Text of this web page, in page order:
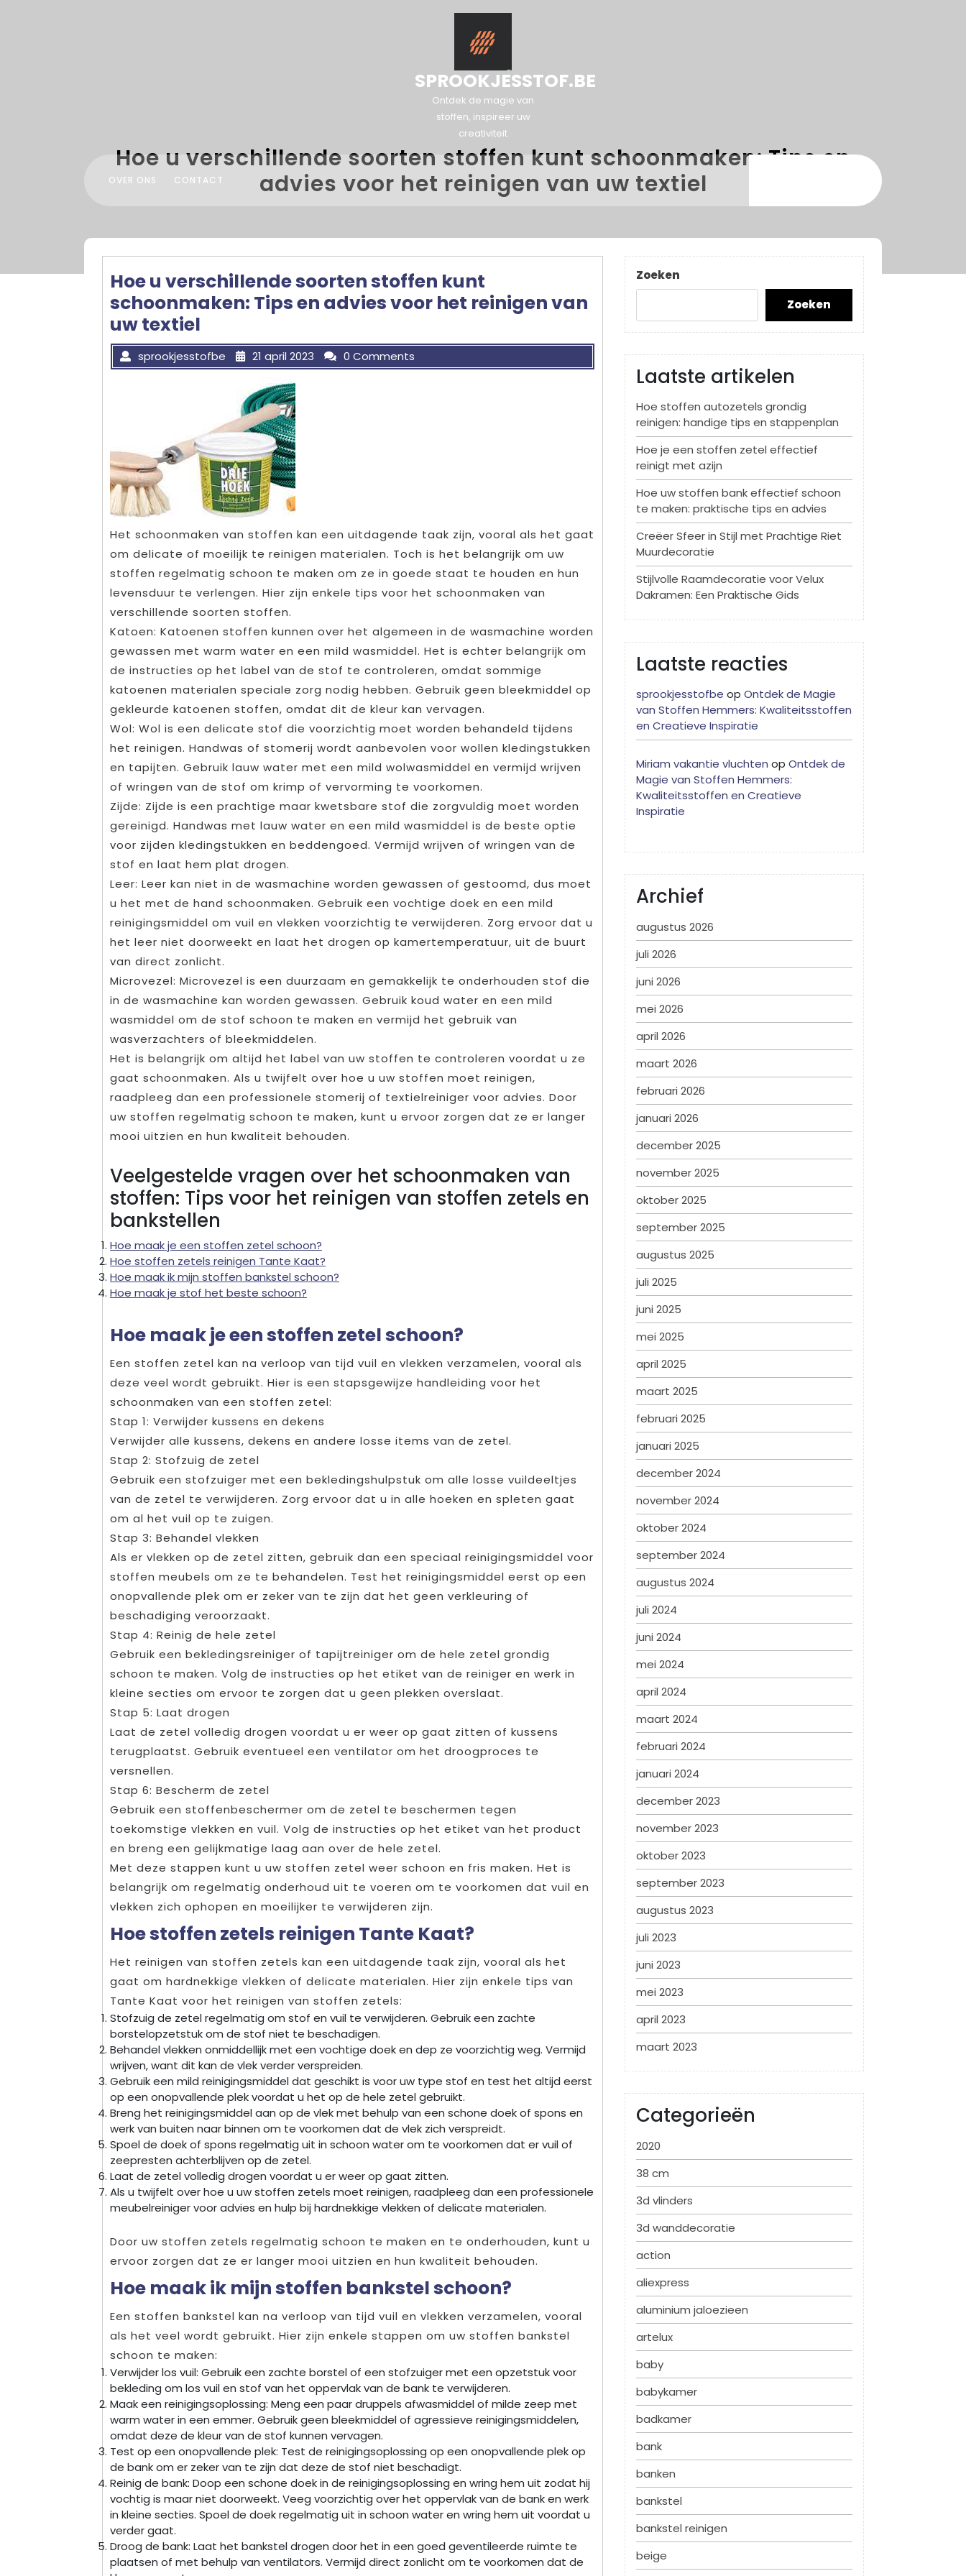
SPROOKJESSTOF.BE
Ontdek de magie van
stoffen, inspireer uw
creativiteit
OVER ONS CONTACT
Hoe u verschillende soorten stoffen kunt schoonmaken: Tips en
advies voor het reinigen van uw textiel
Hoe u verschillende soorten stoffen kunt
schoonmaken: Tips en advies voor het reinigen van
uw textiel
sprookjesstofbe 21 april 2023 0 Comments
Het schoonmaken van stoffen kan een uitdagende taak zijn, vooral als het gaat
om delicate of moeilijk te reinigen materialen. Toch is het belangrijk om uw
stoffen regelmatig schoon te maken om ze in goede staat te houden en hun
levensduur te verlengen. Hier zijn enkele tips voor het schoonmaken van
verschillende soorten stoffen.
Katoen: Katoenen stoffen kunnen over het algemeen in de wasmachine worden
gewassen met warm water en een mild wasmiddel. Het is echter belangrijk om
de instructies op het label van de stof te controleren, omdat sommige
katoenen materialen speciale zorg nodig hebben. Gebruik geen bleekmiddel op
gekleurde katoenen stoffen, omdat dit de kleur kan vervagen.
Wol: Wol is een delicate stof die voorzichtig moet worden behandeld tijdens
het reinigen. Handwas of stomerij wordt aanbevolen voor wollen kledingstukken
en tapijten. Gebruik lauw water met een mild wolwasmiddel en vermijd wrijven
of wringen van de stof om krimp of vervorming te voorkomen.
Zijde: Zijde is een prachtige maar kwetsbare stof die zorgvuldig moet worden
gereinigd. Handwas met lauw water en een mild wasmiddel is de beste optie
voor zijden kledingstukken en beddengoed. Vermijd wrijven of wringen van de
stof en laat hem plat drogen.
Leer: Leer kan niet in de wasmachine worden gewassen of gestoomd, dus moet
u het met de hand schoonmaken. Gebruik een vochtige doek en een mild
reinigingsmiddel om vuil en vlekken voorzichtig te verwijderen. Zorg ervoor dat u
het leer niet doorweekt en laat het drogen op kamertemperatuur, uit de buurt
van direct zonlicht.
Microvezel: Microvezel is een duurzaam en gemakkelijk te onderhouden stof die
in de wasmachine kan worden gewassen. Gebruik koud water en een mild
wasmiddel om de stof schoon te maken en vermijd het gebruik van
wasverzachters of bleekmiddelen.
Het is belangrijk om altijd het label van uw stoffen te controleren voordat u ze
gaat schoonmaken. Als u twijfelt over hoe u uw stoffen moet reinigen,
raadpleeg dan een professionele stomerij of textielreiniger voor advies. Door
uw stoffen regelmatig schoon te maken, kunt u ervoor zorgen dat ze er langer
mooi uitzien en hun kwaliteit behouden.
Veelgestelde vragen over het schoonmaken van
stoffen: Tips voor het reinigen van stoffen zetels en
bankstellen
Hoe maak je een stoffen zetel schoon?
Hoe stoffen zetels reinigen Tante Kaat?
Hoe maak ik mijn stoffen bankstel schoon?
Hoe maak je stof het beste schoon?
Hoe maak je een stoffen zetel schoon?
Een stoffen zetel kan na verloop van tijd vuil en vlekken verzamelen, vooral als
deze veel wordt gebruikt. Hier is een stapsgewijze handleiding voor het
schoonmaken van een stoffen zetel:
Stap 1: Verwijder kussens en dekens
Verwijder alle kussens, dekens en andere losse items van de zetel.
Stap 2: Stofzuig de zetel
Gebruik een stofzuiger met een bekledingshulpstuk om alle losse vuildeeltjes
van de zetel te verwijderen. Zorg ervoor dat u in alle hoeken en spleten gaat
om al het vuil op te zuigen.
Stap 3: Behandel vlekken
Als er vlekken op de zetel zitten, gebruik dan een speciaal reinigingsmiddel voor
stoffen meubels om ze te behandelen. Test het reinigingsmiddel eerst op een
onopvallende plek om er zeker van te zijn dat het geen verkleuring of
beschadiging veroorzaakt.
Stap 4: Reinig de hele zetel
Gebruik een bekledingsreiniger of tapijtreiniger om de hele zetel grondig
schoon te maken. Volg de instructies op het etiket van de reiniger en werk in
kleine secties om ervoor te zorgen dat u geen plekken overslaat.
Stap 5: Laat drogen
Laat de zetel volledig drogen voordat u er weer op gaat zitten of kussens
terugplaatst. Gebruik eventueel een ventilator om het droogproces te
versnellen.
Stap 6: Bescherm de zetel
Gebruik een stoffenbeschermer om de zetel te beschermen tegen
toekomstige vlekken en vuil. Volg de instructies op het etiket van het product
en breng een gelijkmatige laag aan over de hele zetel.
Met deze stappen kunt u uw stoffen zetel weer schoon en fris maken. Het is
belangrijk om regelmatig onderhoud uit te voeren om te voorkomen dat vuil en
vlekken zich ophopen en moeilijker te verwijderen zijn.
Hoe stoffen zetels reinigen Tante Kaat?
Het reinigen van stoffen zetels kan een uitdagende taak zijn, vooral als het
gaat om hardnekkige vlekken of delicate materialen. Hier zijn enkele tips van
Tante Kaat voor het reinigen van stoffen zetels:
Stofzuig de zetel regelmatig om stof en vuil te verwijderen. Gebruik een zachte
borstelopzetstuk om de stof niet te beschadigen.
Behandel vlekken onmiddellijk met een vochtige doek en dep ze voorzichtig weg. Vermijd
wrijven, want dit kan de vlek verder verspreiden.
Gebruik een mild reinigingsmiddel dat geschikt is voor uw type stof en test het altijd eerst
op een onopvallende plek voordat u het op de hele zetel gebruikt.
Breng het reinigingsmiddel aan op de vlek met behulp van een schone doek of spons en
werk van buiten naar binnen om te voorkomen dat de vlek zich verspreidt.
Spoel de doek of spons regelmatig uit in schoon water om te voorkomen dat er vuil of
zeepresten achterblijven op de zetel.
Laat de zetel volledig drogen voordat u er weer op gaat zitten.
Als u twijfelt over hoe u uw stoffen zetels moet reinigen, raadpleeg dan een professionele
meubelreiniger voor advies en hulp bij hardnekkige vlekken of delicate materialen.
Door uw stoffen zetels regelmatig schoon te maken en te onderhouden, kunt u
ervoor zorgen dat ze er langer mooi uitzien en hun kwaliteit behouden.
Hoe maak ik mijn stoffen bankstel schoon?
Een stoffen bankstel kan na verloop van tijd vuil en vlekken verzamelen, vooral
als het veel wordt gebruikt. Hier zijn enkele stappen om uw stoffen bankstel
schoon te maken:
Verwijder los vuil: Gebruik een zachte borstel of een stofzuiger met een opzetstuk voor
bekleding om los vuil en stof van het oppervlak van de bank te verwijderen.
Maak een reinigingsoplossing: Meng een paar druppels afwasmiddel of milde zeep met
warm water in een emmer. Gebruik geen bleekmiddel of agressieve reinigingsmiddelen,
omdat deze de kleur van de stof kunnen vervagen.
Test op een onopvallende plek: Test de reinigingsoplossing op een onopvallende plek op
de bank om er zeker van te zijn dat deze de stof niet beschadigt.
Reinig de bank: Doop een schone doek in de reinigingsoplossing en wring hem uit zodat hij
vochtig is maar niet doorweekt. Veeg voorzichtig over het oppervlak van de bank en werk
in kleine secties. Spoel de doek regelmatig uit in schoon water en wring hem uit voordat u
verder gaat.
Droog de bank: Laat het bankstel drogen door het in een goed geventileerde ruimte te
plaatsen of met behulp van ventilators. Vermijd direct zonlicht om te voorkomen dat de
Zoeken
Zoeken
Laatste artikelen
Hoe stoffen autozetels grondig
reinigen: handige tips en stappenplan
Hoe je een stoffen zetel effectief
reinigt met azijn
Hoe uw stoffen bank effectief schoon
te maken: praktische tips en advies
Creëer Sfeer in Stijl met Prachtige Riet
Muurdecoratie
Stijlvolle Raamdecoratie voor Velux
Dakramen: Een Praktische Gids
Laatste reacties
sprookjesstofbe op Ontdek de Magie
van Stoffen Hemmers: Kwaliteitsstoffen
en Creatieve Inspiratie
Miriam vakantie vluchten op Ontdek de
Magie van Stoffen Hemmers:
Kwaliteitsstoffen en Creatieve
Inspiratie
Archief
augustus 2026
juli 2026
juni 2026
mei 2026
april 2026
maart 2026
februari 2026
januari 2026
december 2025
november 2025
oktober 2025
september 2025
augustus 2025
juli 2025
juni 2025
mei 2025
april 2025
maart 2025
februari 2025
januari 2025
december 2024
november 2024
oktober 2024
september 2024
augustus 2024
juli 2024
juni 2024
mei 2024
april 2024
maart 2024
februari 2024
januari 2024
december 2023
november 2023
oktober 2023
september 2023
augustus 2023
juli 2023
juni 2023
mei 2023
april 2023
maart 2023
Categorieën
2020
38 cm
3d vlinders
3d wanddecoratie
action
aliexpress
aluminium jaloezieen
artelux
baby
babykamer
badkamer
bank
banken
bankstel
bankstel reinigen
beige